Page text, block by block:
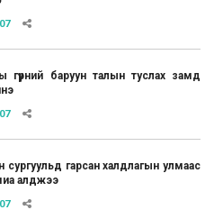
гүүрний баруун талын туслах замд
сургуульд гарсан халдлагын улмаас
алджээ